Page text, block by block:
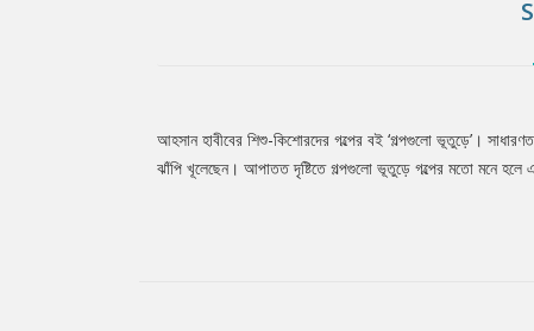
Tab
আহসান হাবীবের শিশু-কিশোরদের গল্পের বই ‘গল্পগুলো ভূতুড়ে’।
ঝাঁপি খূলেছেন। আপাতত দৃষ্টিতে গল্পগুলো ভূতুড়ে গল্পের মতো মনে হলে